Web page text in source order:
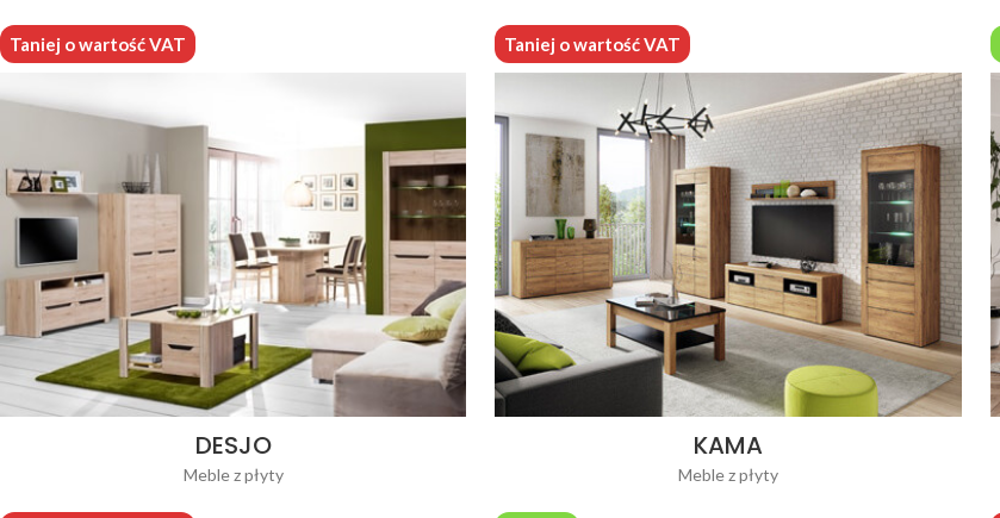
Taniej o wartość VAT
DESJO
Meble z płyty
Taniej o wartość VAT
KAMA
Meble z płyty